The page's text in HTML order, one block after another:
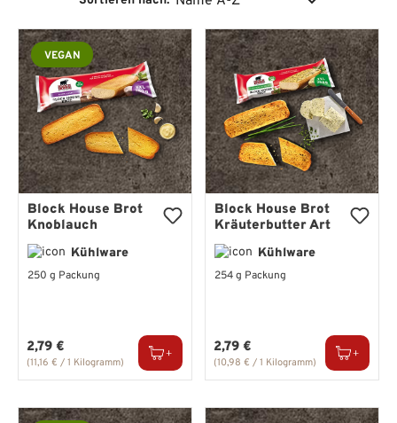
VEGAN
Block House Brot
Knoblauch
Kühlware
250 g Packung
Regulärer Preis:
2,79 €
(11,16 € / 1 Kilogramm)
Block House Brot
Kräuterbutter Art
Kühlware
254 g Packung
Regulärer Preis:
2,79 €
(10,98 € / 1 Kilogramm)